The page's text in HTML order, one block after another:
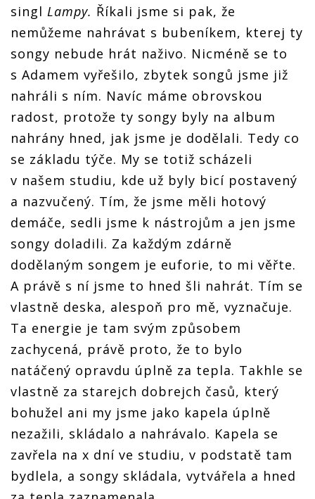
singl Lampy. Říkali jsme si pak, že
nemůžeme nahrávat s bubeníkem, kterej ty
songy nebude hrát naživo. Nicméně se to
s Adamem vyřešilo, zbytek songů jsme již
nahráli s ním. Navíc máme obrovskou
radost, protože ty songy byly na album
nahrány hned, jak jsme je dodělali. Tedy co
se základu týče. My se totiž scházeli
v našem studiu, kde už byly bicí postavený
a nazvučený. Tím, že jsme měli hotový
demáče, sedli jsme k nástrojům a jen jsme
songy doladili. Za každým zdárně
dodělaným songem je euforie, to mi věřte.
A právě s ní jsme to hned šli nahrát. Tím se
vlastně deska, alespoň pro mě, vyznačuje.
Ta energie je tam svým způsobem
zachycená, právě proto, že to bylo
natáčený opravdu úplně za tepla. Takhle se
vlastně za starejch dobrejch časů, který
bohužel ani my jsme jako kapela úplně
nezažili, skládalo a nahrávalo. Kapela se
zavřela na x dní ve studiu, v podstatě tam
bydlela, a songy skládala, vytvářela a hned